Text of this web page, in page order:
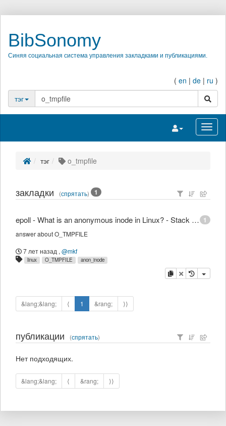
BibSonomy
Синяя социальная система управления закладками и публикациями.
( en | de | ru )
тэг
поиск
Переключить
тэг o_tmpfile
закладки (спрятать) 1
1
epoll - What is an anonymous inode in Linux? - Stack Overflow
answer about O_TMPFILE
7 лет назад , @mkf
linux O_TMPFILE anon_inode
копировать
удалить
&lang;&lang; ⟨ 1 &rang; ⟩⟩
публикации (спрятать)
Нет подходящих.
&lang;&lang; ⟨ &rang; ⟩⟩